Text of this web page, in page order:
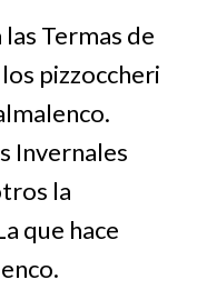
Termas de
pizzoccheri
Invernales
la
que hace